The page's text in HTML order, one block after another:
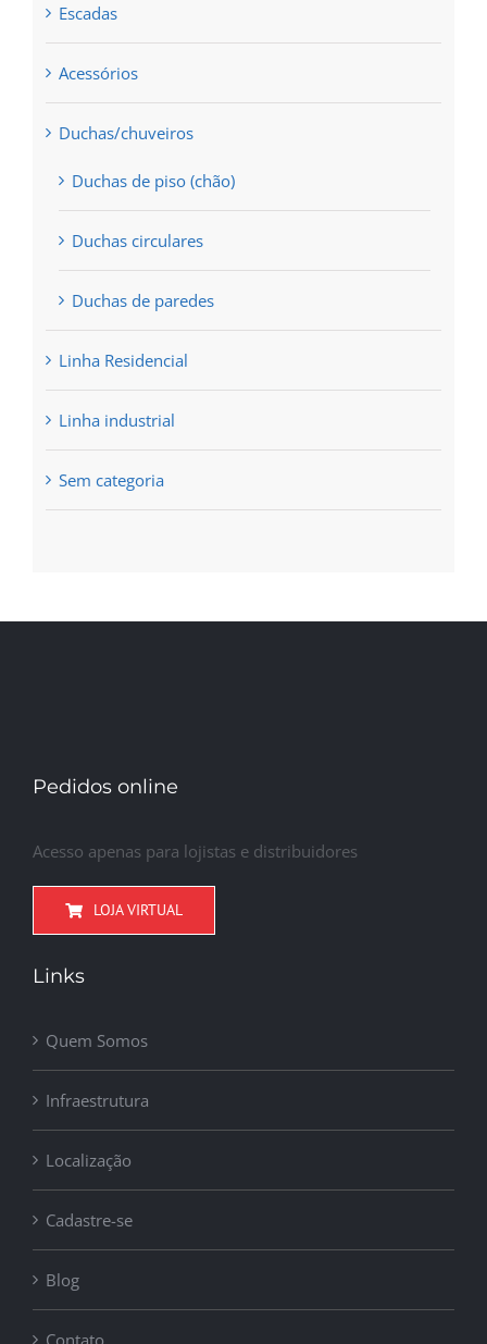
page
Escadas
Acessórios
Duchas/chuveiros
Duchas de piso (chão)
Duchas circulares
Duchas de paredes
Linha Residencial
Linha industrial
Sem categoria
Pedidos online
Acesso apenas para lojistas e distribuidores
LOJA VIRTUAL
Links
Quem Somos
Infraestrutura
Localização
Cadastre-se
Blog